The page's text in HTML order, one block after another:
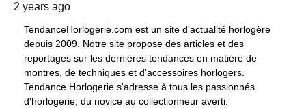
2 years ago
TendanceHorlogerie.com est un site d'actualité horlogère
depuis 2009. Notre site propose des articles et des
reportages sur les dernières tendances en matière de
montres, de techniques et d'accessoires horlogers.
Tendance Horlogerie s'adresse à tous les passionnés
d'horlogerie, du novice au collectionneur averti.